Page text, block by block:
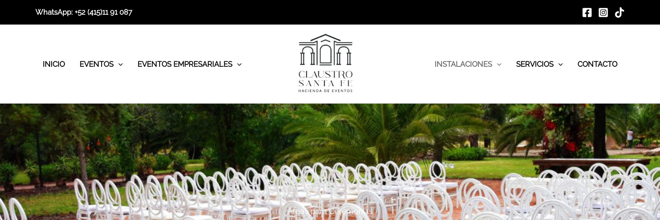
WhatsApp: +52 (415)11 91 087
INICIO EVENTOS EVENTOS EMPRESARIALES INSTALACIONES SERVICIOS CONTACTO
Áreas para Ceremonias